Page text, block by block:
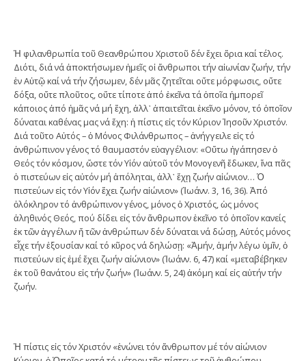
Ἡ φιλανθρωπία τοῦ Θεανθρώπου Χριστοῦ δέν ἔχει ὅρια καί τέλος.
Διότι, διά νά ἀποκτήσωμεν ἡμεῖς οἱ ἄνθρωποι τήν αἰωνίαν ζωήν, τήν
ἐν Αὐτῷ καί νά τήν ζήσωμεν, δέν μᾶς ζητεῖται οὔτε μόρφωσις, οὔτε
δόξα, οὔτε πλοῦτος, οὔτε τίποτε ἀπό ἐκεῖνα τά ὁποῖα ἠμπορεῖ
κάποιος ἀπό ἡμᾶς νά μή ἔχη, ἀλλ᾽ ἀπαιτεῖται ἐκεῖνο μόνον, τό ὁποῖον
δύναται καθένας μας νά ἔχη: ἡ πίστις εἰς τόν Κύριον Ἰησοῦν Χριστόν.
Διά τοῦτο Αὐτός – ὁ Μόνος Φιλάνθρωπος – ἀνήγγειλε εἰς τό
ἀνθρώπινον γένος τό θαυμαστόν εὐαγγέλιον: «Οὕτω ἠγάπησεν ὁ
Θεός τόν κόσμον, ὥστε τόν Υἱόν αὐτοῦ τόν Μονογενῆ ἔδωκεν, ἵνα πᾶς
ὁ πιστεύων εἰς αὐτόν μή ἀπόληται, ἀλλ᾽ ἔχῃ ζωήν αἰώνιον… Ὁ
πιστεύων εἰς τόν Υἱόν ἔχει ζωήν αἰώνιον» (Ἰωάνν. 3, 16, 36). Ἀπό
ὁλόκληρον τό ἀνθρώπινον γένος, μόνος ὁ Χριστός, ὡς μόνος
ἀληθινός Θεός, πού δίδει εἰς τόν ἄνθρωπον ἐκεῖνο τό ὁποῖον κανείς
ἐκ τῶν ἀγγέλων ἤ τῶν ἀνθρώπων δέν δύναται νά δώσῃ, Αὐτός μόνος
εἶχε τήν ἐξουσίαν καί τό κῦρος νά δηλώσῃ: «Ἀμήν, ἀμήν λέγω ὑμῖν, ὁ
πιστεύων εἰς ἐμέ ἔχει ζωήν αἰώνιον» (Ἰωάνν. 6, 47) καί «μεταβέβηκεν
ἐκ τοῦ θανάτου εἰς τήν ζωήν» (Ἰωάνν. 5, 24) ἀκόμη καί εἰς αὐτήν τήν
ζωήν.
Ἡ πίστις εἰς τόν Χριστόν «ἑνώνει τόν ἄνθρωπον μέ τόν αἰώνιον